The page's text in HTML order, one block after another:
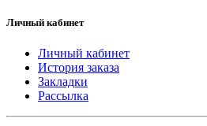
Личный кабинет
Личный кабинет
История заказа
Закладки
Рассылка